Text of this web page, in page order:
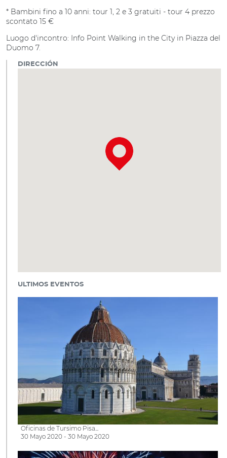
* Bambini fino a 10 anni: tour 1, 2 e 3 gratuiti - tour 4 prezzo
scontato 15 €
Luogo d'incontro: Info Point Walking in the City in Piazza del
Duomo 7.
DIRECCIÓN
ULTIMOS EVENTOS
Oficinas de Tursimo Pisa...
30 Mayo 2020 - 30 Mayo 2020